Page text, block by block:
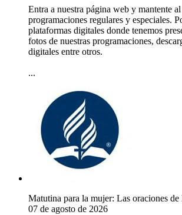
Entra a nuestra página web y mantente
programaciones regulares y especiales.
plataformas digitales donde tenemos
fotos de nuestras programaciones,
digitales entre otros.
...
Matutina para la mujer: Las oraciones
07 de agosto de 2026